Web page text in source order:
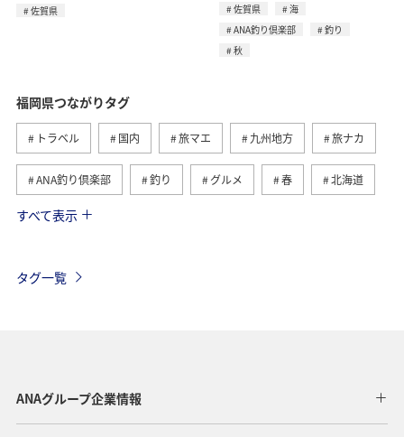
佐賀県
佐賀県
海
ANA釣り倶楽部
釣り
秋
福岡県つながりタグ
トラベル 国内 旅マエ 九州地方 旅ナカ
ANA釣り倶楽部 釣り グルメ 春 北海道
冬 海
鹿児島県 趣味 旅アト 新潟県 香川県
すべて表示
タグ一覧
ANAグループ企業情報